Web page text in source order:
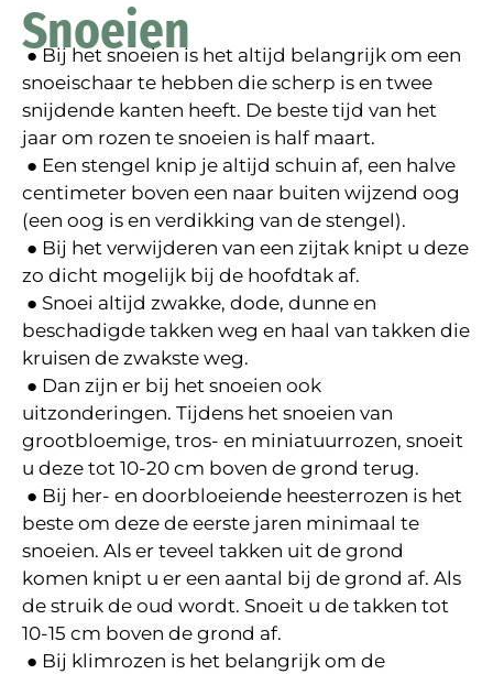
Snoeien
● Bij het snoeien is het altijd belangrijk om een
snoeischaar te hebben die scherp is en twee
snijdende kanten heeft. De beste tijd van het
jaar om rozen te snoeien is half maart.
● Een stengel knip je altijd schuin af, een halve
centimeter boven een naar buiten wijzend oog
(een oog is en verdikking van de stengel).
● Bij het verwijderen van een zijtak knipt u deze
zo dicht mogelijk bij de hoofdtak af.
● Snoei altijd zwakke, dode, dunne en
beschadigde takken weg en haal van takken die
kruisen de zwakste weg.
● Dan zijn er bij het snoeien ook
uitzonderingen. Tijdens het snoeien van
grootbloemige, tros- en miniatuurrozen, snoeit
u deze tot 10-20 cm boven de grond terug.
● Bij her- en doorbloeiende heesterrozen is het
beste om deze de eerste jaren minimaal te
snoeien. Als er teveel takken uit de grond
komen knipt u er een aantal bij de grond af. Als
de struik de oud wordt. Snoeit u de takken tot
10-15 cm boven de grond af.
● Bij klimrozen is het belangrijk om de